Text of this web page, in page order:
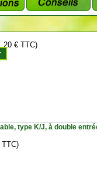
€ TTC)
type K/J, à double
TTC)